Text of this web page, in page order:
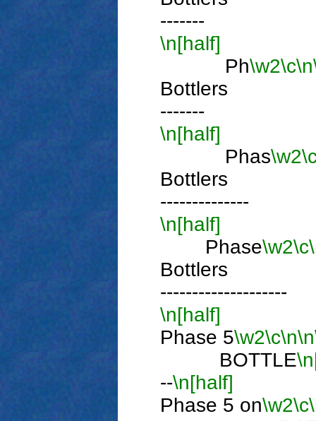
-------
\n[half]
Ph\w2\c\n
-------
\n[half]
Phas\w2
--------------
\n[half]
Phase\w2\c
Bottlers
--------------------
\n[half]
Phase 5\w2\c\n\n
BOTTLE
--\n[half]
Phase 5 on\w2\c